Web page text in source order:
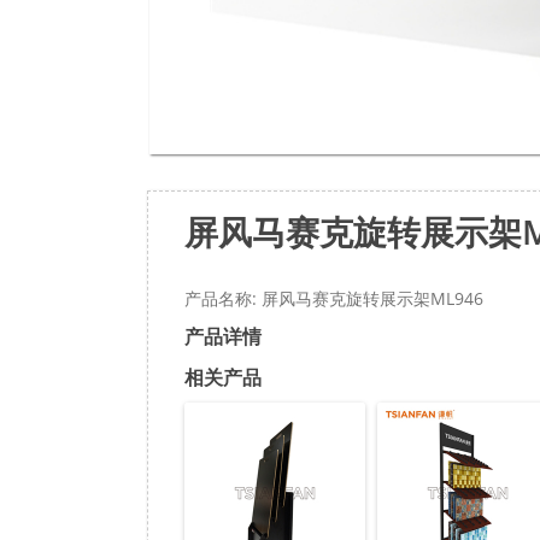
屏风马赛克旋转展示架
产品名称: 屏风马赛克旋转展示架ML946
产品详情
相关产品